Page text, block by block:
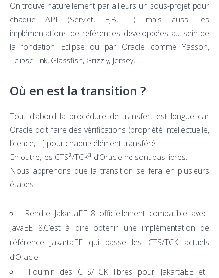
On trouve naturellement par ailleurs un sous-projet pour
chaque API (Servlet, EJB, …) mais aussi les
implémentations de références développées au sein de
la fondation Eclipse ou par Oracle comme Yasson,
EclipseLink, Glassfish, Grizzly, Jersey, …
Où en est la transition ?
Tout d’abord la procédure de transfert est longue car
Oracle doit faire des vérifications (propriété intellectuelle,
licence, …) pour chaque élément transféré.
En outre, les CTS2/TCK3 d’Oracle ne sont pas libres.
Nous apprenons que la transition se fera en plusieurs
étapes :
Rendre JakartaEE 8 officiellement compatible avec
JavaEE 8.C’est à dire obtenir une implémentation de
référence JakartaEE qui passe les CTS/TCK actuels
d’Oracle.
Fournir des CTS/TCK libres pour JakartaEE et